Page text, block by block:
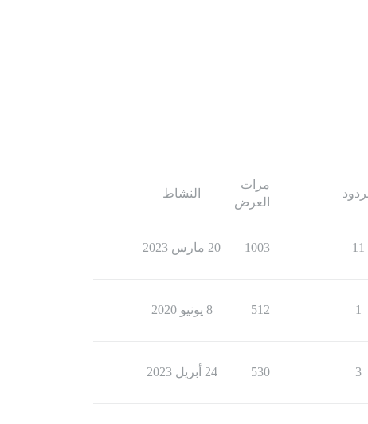
مرات
العرض
النشاط
11
1003 20 مارس 2023
1
512 8 يونيو 2020
3
530 24 أبريل 2023